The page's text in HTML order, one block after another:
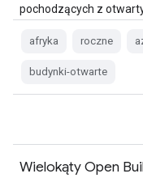
pochodzących z
afryka roczne
budynki-otwarte
Wielokąty Open